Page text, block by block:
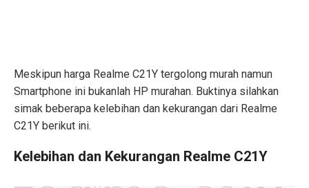
Meskipun harga Realme C21Y tergolong murah namun
Smartphone ini bukanlah HP murahan. Buktinya silahkan
simak beberapa kelebihan dan kekurangan dari Realme
C21Y berikut ini.
Kelebihan dan Kekurangan Realme C21Y